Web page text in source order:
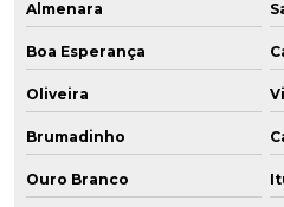
Almenara
Boa Esperança
Oliveira
Brumadinho
Ouro Branco